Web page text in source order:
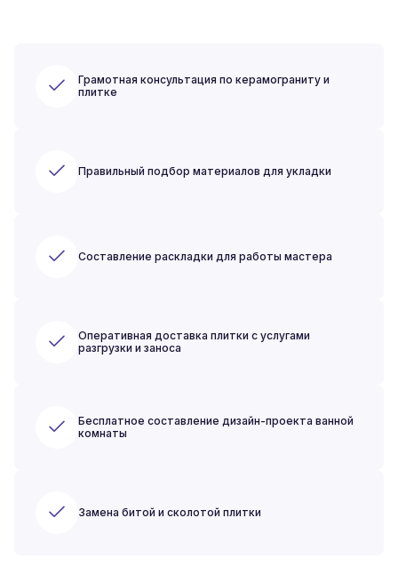
Грамотная консультация по керамограниту и
плитке
Правильный подбор материалов для укладки
Составление раскладки для работы мастера
Оперативная доставка плитки с услугами
разгрузки и заноса
Бесплатное составление дизайн-проекта ванной
комнаты
Замена битой и сколотой плитки